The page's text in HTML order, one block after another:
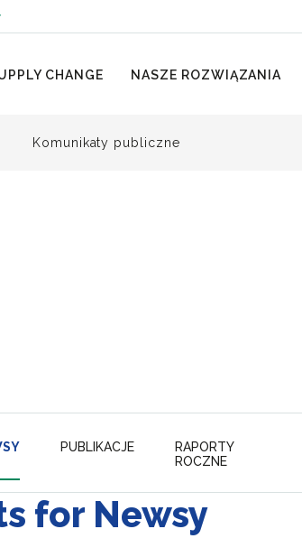
website
CHANGE NASZE ROZWIĄZANIA
Komunikaty publiczne
PUBLIKACJE
RAPORTY
ROCZNE
for Newsy